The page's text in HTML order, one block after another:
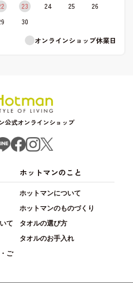
23 24 25
26
30
オンラインショップ休業日
公式オンラインショップ
て
ご
ホットマンのこと
ホットマンについて
ホットマンのものづくり
タオルの選び方
タオルのお手入れ